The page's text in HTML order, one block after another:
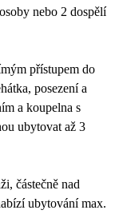
nebo 2 dospělí
přístupem do
posezení a
a koupelna s
ubytovat až 3
částečně nad
ubytování max.